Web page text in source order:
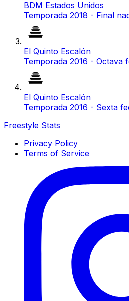
BDM Estados Unidos
Temporada 2018 - Final
El Quinto Escalón
Temporada 2016 - Octava
El Quinto Escalón
Temporada 2016 - Sexta
Freestyle Stats
Privacy Policy
Terms of Service